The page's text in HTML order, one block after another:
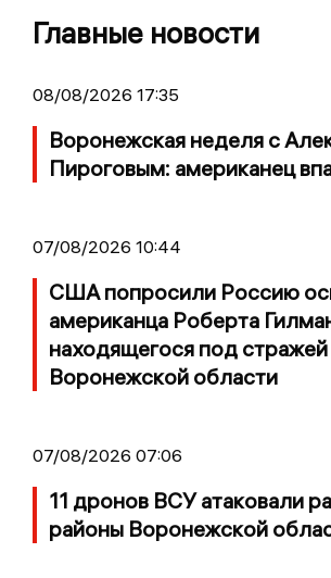
Главные новости
08/08/2026 17:35
Воронежская неделя с
Пироговым: американец
07/08/2026 10:44
США попросили Россию
американца Роберта
находящегося под стражей
Воронежской области
07/08/2026 07:06
11 дронов ВСУ атаковали
районы Воронежской